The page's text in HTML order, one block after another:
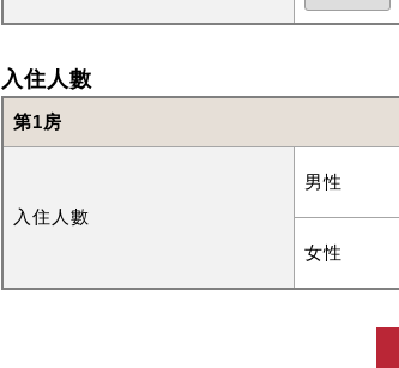
入住人數
第1房
入住人數
男性
女性